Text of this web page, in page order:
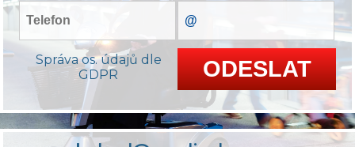
Správa os. údajů dle
GDPR